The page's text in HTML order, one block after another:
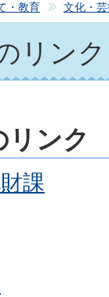
・教育 文化・
リンク
リンク
課